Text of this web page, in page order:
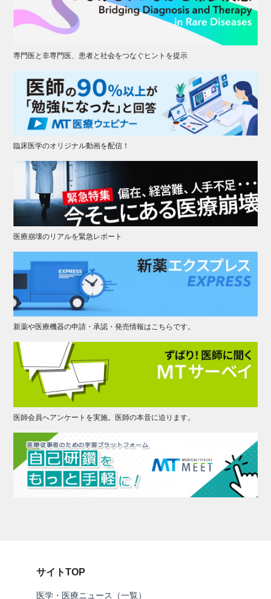
専門医と非専門医、患者と社会をつなぐヒントを提示
臨床医学のオリジナル動画を配信！
医療崩壊のリアルを緊急レポート
新薬や医療機器の申請・承認・発売情報はこちらです。
医師会員へアンケートを実施。医師の本音に迫ります。
サイトTOP
医学・医療ニュース（一覧）